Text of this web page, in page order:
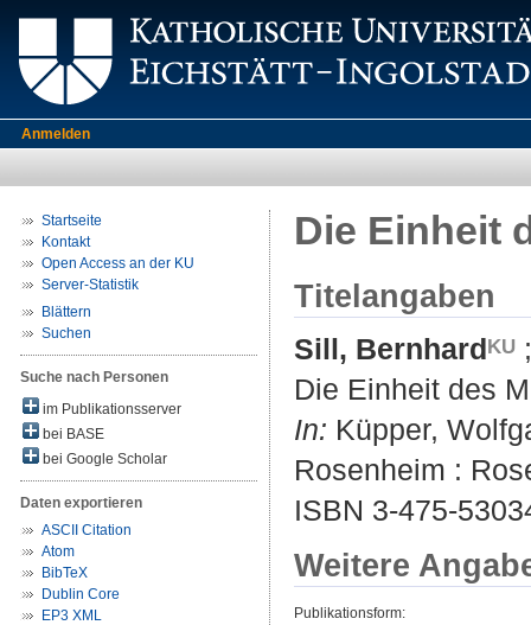
Anmelden
Startseite
Kontakt
Open Access an der KU
Server-Statistik
Blättern
Suchen
Suche nach Personen
im Publikationsserver
bei BASE
bei Google Scholar
Daten exportieren
ASCII Citation
Atom
BibTeX
Dublin Core
EP3 XML
Die Einheit
Titelangaben
Sill, Bernhard
Die Einheit des
In: Küpper,
Rosenheim :
ISBN 3-475-
Weitere
Publikationsform: